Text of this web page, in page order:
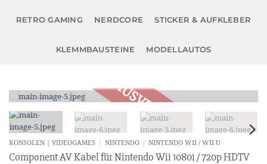
RETRO GAMING NERDCORE STICKER & AUFKLEBER
KLEMMBAUSTEINE MODELLAUTOS
KONSOLEN | VIDEOGAMES / NINTENDO / NINTENDO WII / WII U
Component AV Kabel für Nintendo Wii 1080i / 720p HDTV